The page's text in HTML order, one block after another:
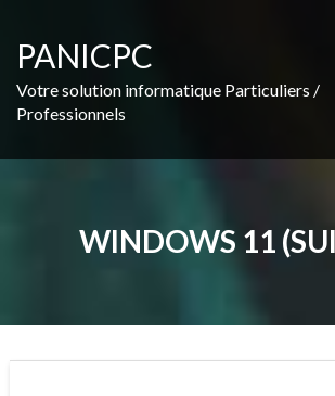
PANICPC
Votre solution informatique Particuliers /
Professionnels
WINDOWS 11